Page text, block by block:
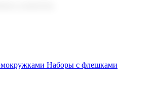
и клиентов.
Наборы с флешками